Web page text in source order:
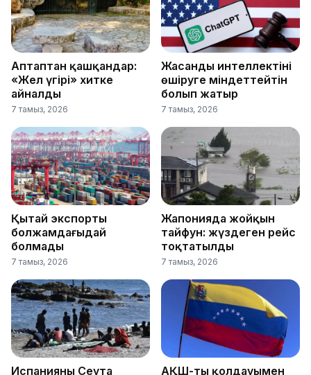
Аптаптан қашқандар:
«Жел үңгірі» хитке
айналды
7 тамыз, 2026
Жасанды интеллектіні
өшіруге міндеттейтін
болып жатыр
7 тамыз, 2026
Қытай экспорты
болжамдағыдай
болмады
7 тамыз, 2026
Жапонияда жойқын
тайфун: жүздеген рейс
тоқтатылды
7 тамыз, 2026
Испанияның Сеута
АҚШ-тың қолдауымен